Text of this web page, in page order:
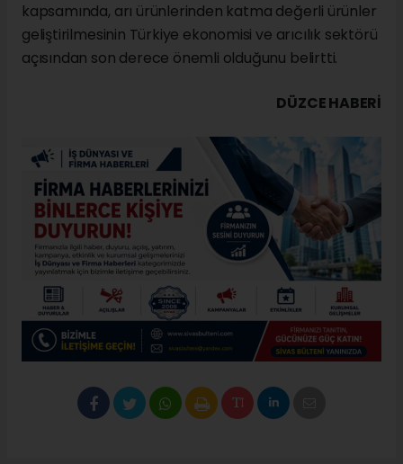
kapsamında, arı ürünlerinden katma değerli ürünler
geliştirilmesinin Türkiye ekonomisi ve arıcılık sektörü
açısından son derece önemli olduğunu belirtti.
DÜZCE HABERİ